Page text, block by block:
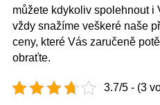
můžete kdykoliv spolehnout i
vždy snažíme veškeré naše
ceny, které Vás zaručeně
obraťte.
3.7/5 - (3